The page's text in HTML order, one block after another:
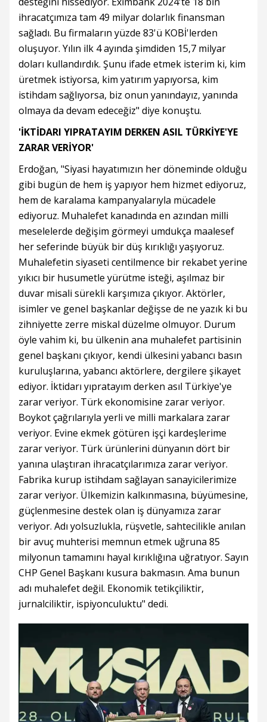
ihracatçımıza tam 49 milyar dolarlık finansman
sağladı. Bu firmaların yüzde 83'ü KOBİ'lerden
oluşuyor. Yılın ilk 4 ayında şimdiden 15,7 milyar
doları kullandırdık. Şunu ifade etmek isterim ki, kim
üretmek istiyorsa, kim yatırım yapıyorsa, kim
istihdam sağlıyorsa, biz onun yanındayız, yanında
olmaya da devam edeceğiz" diye konuştu.
'İKTİDARI YIPRATAYIM DERKEN ASIL TÜRKİYE'YE
ZARAR VERİYOR'
Erdoğan, "Siyasi hayatımızın her döneminde olduğu
gibi bugün de hem iş yapıyor hem hizmet ediyoruz,
hem de karalama kampanyalarıyla mücadele
ediyoruz. Muhalefet kanadında en azından milli
meselelerde değişim görmeyi umdukça maalesef
her seferinde büyük bir düş kırıklığı yaşıyoruz.
Muhalefetin siyaseti centilmence bir rekabet yerine
yıkıcı bir husumetle yürütme isteği, aşılmaz bir
duvar misali sürekli karşımıza çıkıyor. Aktörler,
isimler ve genel başkanlar değişse de ne yazık ki bu
zihniyette zerre miskal düzelme olmuyor. Durum
öyle vahim ki, bu ülkenin ana muhalefet partisinin
genel başkanı çıkıyor, kendi ülkesini yabancı basın
kuruluşlarına, yabancı aktörlere, dergilere şikayet
ediyor. İktidarı yıpratayım derken asıl Türkiye'ye
zarar veriyor. Türk ekonomisine zarar veriyor.
Boykot çağrılarıyla yerli ve milli markalara zarar
veriyor. Evine ekmek götüren işçi kardeşlerime
zarar veriyor. Türk ürünlerini dünyanın dört bir
yanına ulaştıran ihracatçılarımıza zarar veriyor.
Fabrika kurup istihdam sağlayan sanayicilerimize
zarar veriyor. Ülkemizin kalkınmasına, büyümesine,
güçlenmesine destek olan iş dünyamıza zarar
veriyor. Adı yolsuzlukla, rüşvetle, sahtecilikle anılan
bir avuç muhterisi memnun etmek uğruna 85
milyonun tamamını hayal kırıklığına uğratıyor. Sayın
CHP Genel Başkanı kusura bakmasın. Ama bunun
adı muhalefet değil. Ekonomik tetikçiliktir,
jurnalciliktir, ispiyonculuktu" dedi.